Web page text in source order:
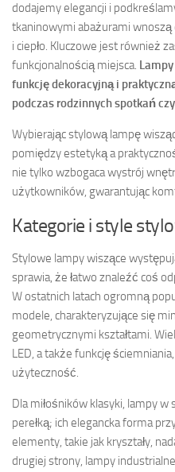
dodajemy elegancji i
tkaninowymi abażurami
i ciepło. Kluczowe jest również
funkcjonalnością miejsca.
funkcję dekoracyjną i
podczas rodzinnych spotkań
Wybierając stylową lampę
pomiędzy estetyką a
nie tylko wzbogaca wystrój
użytkowników, gwarantując
Kategorie i style
Stylowe lampy wiszące
sprawia, że łatwo znaleźć coś
W ostatnich latach ogromną
modele, charakteryzujące się
geometrycznymi kształtami.
LED, a także funkcję
użyteczność.
Dla miłośników klasyki, lampy
perełką; ich elegancka forma
elementy, takie jak kryształy,
drugiej strony, lampy